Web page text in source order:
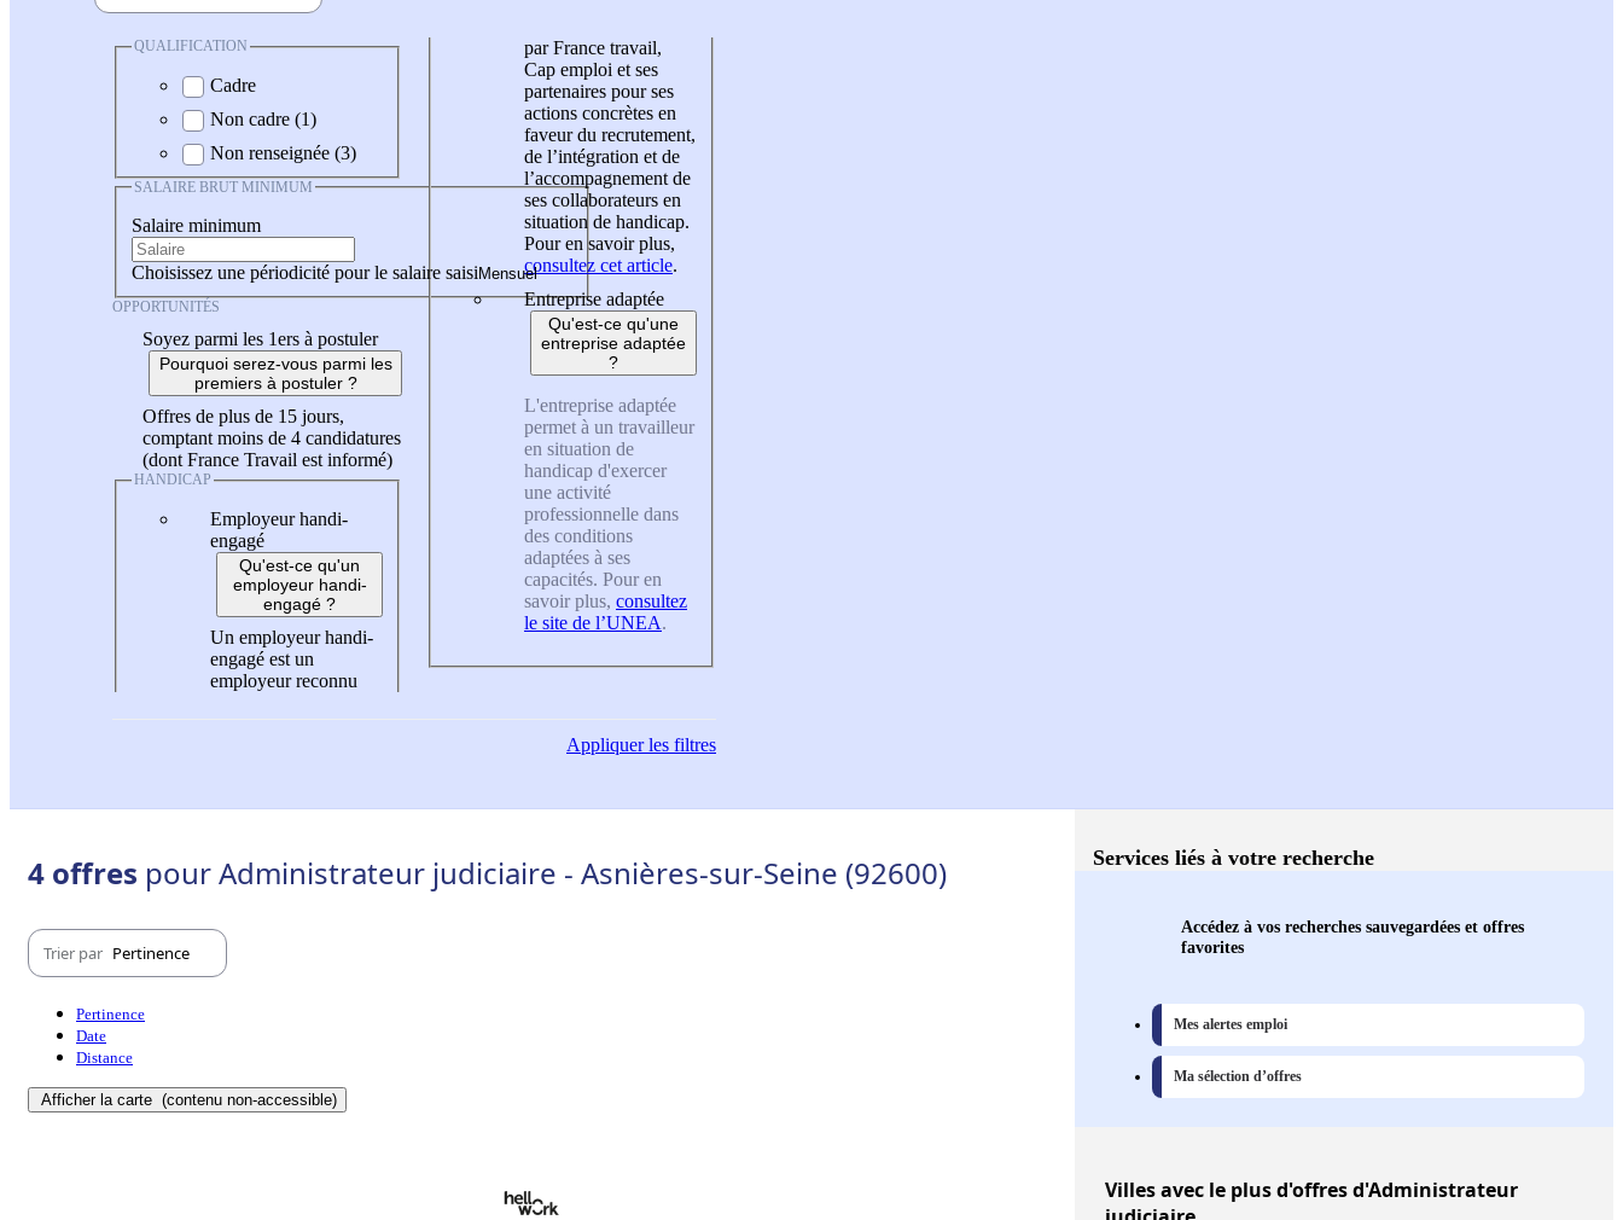
QUALIFICATION
Cadre
Non cadre (1)
Non renseignée (3)
SALAIRE BRUT MINIMUM
Salaire minimum
Choisissez une périodicité pour le salaire saisi
OPPORTUNITÉS
Soyez parmi les 1ers à postuler
Pourquoi serez-vous parmi les
premiers à postuler ?
Offres de plus de 15 jours,
comptant moins de 4 candidatures
(dont France Travail est informé)
HANDICAP
Employeur handi-
engagé
Qu'est-ce qu'un
employeur handi-
engagé ?
Un employeur handi-
engagé est un
employeur reconnu
par France travail,
Cap emploi et ses
partenaires pour ses
actions concrètes en
faveur du recrutement,
de l’intégration et de
l’accompagnement de
ses collaborateurs en
situation de handicap.
Pour en savoir plus,
consultez cet article.
Entreprise adaptée
Qu'est-ce qu'une
entreprise adaptée
?
L'entreprise adaptée
permet à un travailleur
en situation de
handicap d'exercer
une activité
professionnelle dans
des conditions
adaptées à ses
capacités. Pour en
savoir plus, consultez
le site de l’UNEA.
Appliquerles filtres
4 offres pour Administrateur judiciaire - Asnières-sur-Seine (92600)
Trier par Pertinence
Pertinence
Date
Distance
Afficher la carte (contenu non-accessible)
Services liés à votre recherche
Accédez à vos recherches sauvegardées et offres
favorites
Mes alertes emploi
Ma sélection d’offres
Villesavec le plus d'offres d'Administrateur